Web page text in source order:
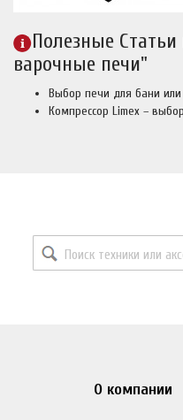
Полезные
варочные печи"
Выбор печи для бани или
Компрессор Limex –
О компании